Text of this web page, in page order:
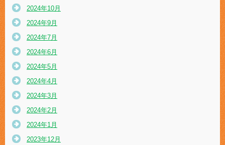
2024年10月
2024年9月
2024年7月
2024年6月
2024年5月
2024年4月
2024年3月
2024年2月
2024年1月
2023年12月